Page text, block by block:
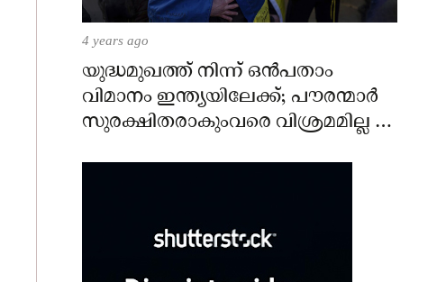
4 years ago
യുദ്ധമുഖത്ത് നിന്ന് ഒൻപതാം
വിമാനം ഇന്ത്യയിലേക്ക്; പൗരന്മാർ
സുരക്ഷിതരാകുംവരെ വിശ്രമമില്ല –